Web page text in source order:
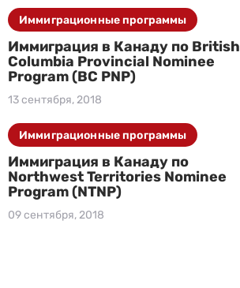
Иммиграция в Канаду по British
Columbia Provincial Nominee
Program (BC PNP)
13 сентября, 2018
Иммиграционные программы
Иммиграция в Канаду по
Northwest Territories Nominee
Program (NTNP)
09 сентября, 2018
Иммиграционные программы